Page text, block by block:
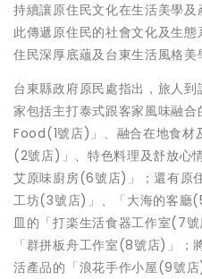
持續讓原住民文化在生活美學
此傳遞原住民的社會文化及生
住民深厚底蘊及台東生活風格美
台東縣政府原民處指出，旅人
家包括主打泰式跟客家風味融
Food(1號店)」、融合在地食材
(2號店)」、特色料理及舒放心
艾原味廚房(6號店)」；還有原
工坊(3號店)」、「大海的客廳
皿的「打楽生活食器工作室(7
「群拼板舟工作室(8號店)」；
活產品的「浪花手作小屋(9號